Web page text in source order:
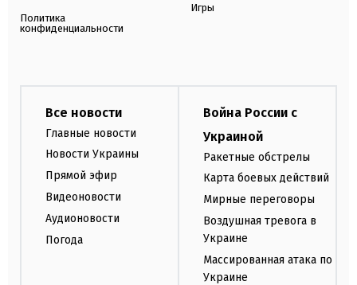
Политика
конфиденциальности
Игры
Все новости
Главные новости
Новости Украины
Прямой эфир
Видеоновости
Аудионовости
Погода
Война России с
Украиной
Ракетные обстрелы
Карта боевых действий
Мирные переговоры
Воздушная тревога в
Украине
Массированная атака по
Украине